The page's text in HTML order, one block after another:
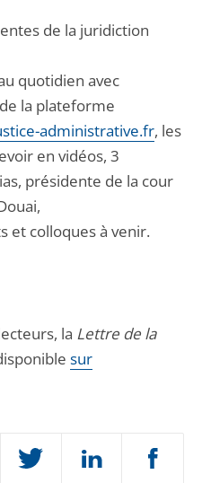
de la juridiction
quotidien avec
la plateforme
administrative.fr, les
en vidéos, 3
présidente de la cour
et colloques à venir.
la Lettre de la
sur